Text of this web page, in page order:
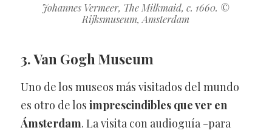
Johannes Vermeer, The Milkmaid, c. 1660. ©
Rijksmuseum, Amsterdam
3. Van Gogh Museum
Uno de los museos más visitados del mundo
es otro de los imprescindibles que ver en
Ámsterdam. La visita con audioguía -para